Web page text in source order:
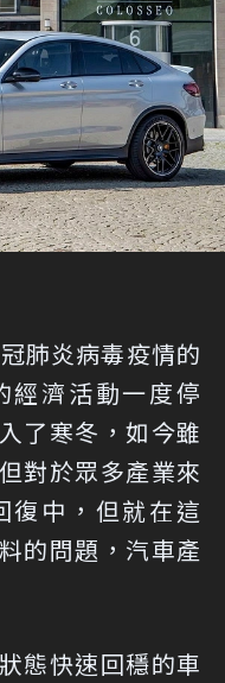
肺炎病毒疫情的
經濟活動一度停
了寒冬，如今雖
對於眾多產業來
復中，但就在這
的問題，汽車產
態快速回穩的車